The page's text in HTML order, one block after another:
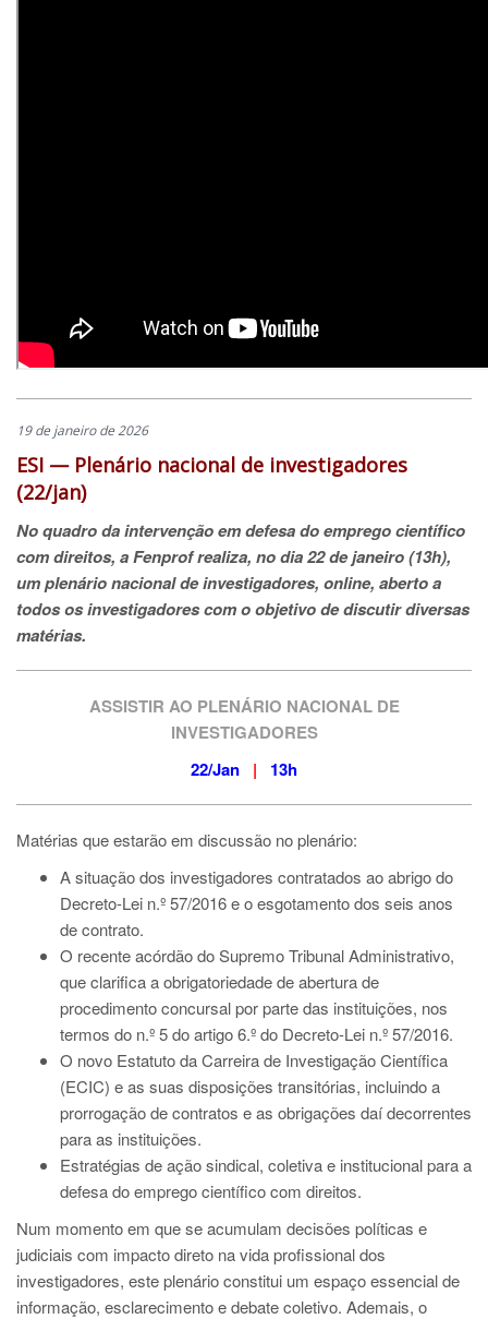
19 de janeiro de 2026
ESI — Plenário nacional de investigadores
(22/jan)
No quadro da intervenção em defesa do emprego científico
com direitos, a Fenprof realiza, no dia 22 de janeiro (13h),
um plenário nacional de investigadores, online, aberto a
todos os investigadores com o objetivo de discutir diversas
matérias.
ASSISTIR AO PLENÁRIO NACIONAL DE
INVESTIGADORES
22/Jan | 13h
Matérias que estarão em discussão no plenário:
A situação dos investigadores contratados ao abrigo do
Decreto-Lei n.º 57/2016 e o esgotamento dos seis anos
de contrato.
O recente acórdão do Supremo Tribunal Administrativo,
que clarifica a obrigatoriedade de abertura de
procedimento concursal por parte das instituições, nos
termos do n.º 5 do artigo 6.º do Decreto-Lei n.º 57/2016.
O novo Estatuto da Carreira de Investigação Científica
(ECIC) e as suas disposições transitórias, incluindo a
prorrogação de contratos e as obrigações daí decorrentes
para as instituições.
Estratégias de ação sindical, coletiva e institucional para a
defesa do emprego científico com direitos.
Num momento em que se acumulam decisões políticas e
judiciais com impacto direto na vida profissional dos
investigadores, este plenário constitui um espaço essencial de
informação, esclarecimento e debate coletivo. Ademais, o